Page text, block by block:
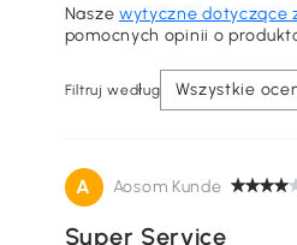
Nasze wytyczne dotyczące
pomocnych opinii o
Filtruj według Wszystkie
A Aosom Kunde
Super Service